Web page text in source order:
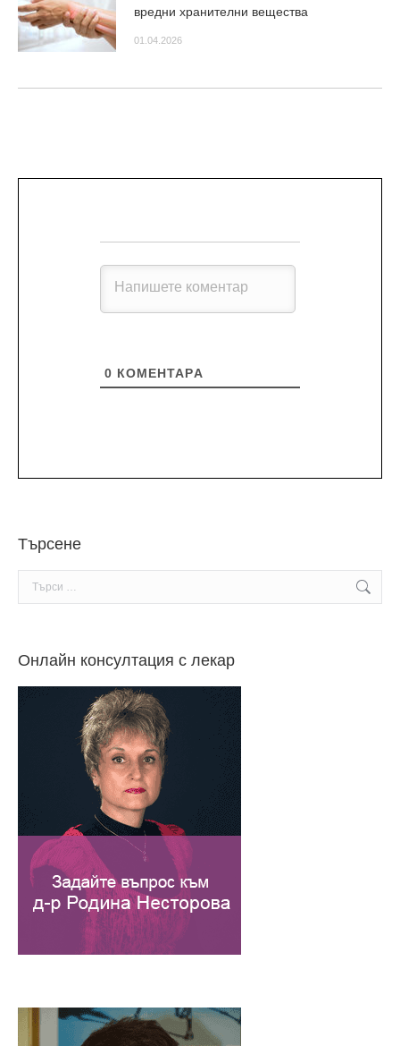
вредни хранителни вещества
01.04.2026
0 КОМЕНТАРA
Търсене
Search:
Онлайн консултация с лекар